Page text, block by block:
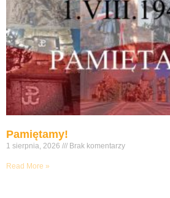
Pamiętamy!
1 sierpnia, 2026 Brak komentarzy
Read More »